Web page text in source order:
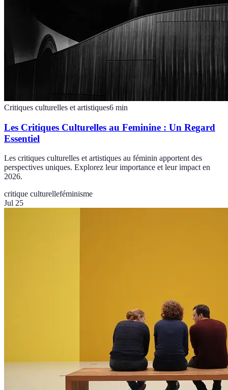
Critiques culturelles et artistiques6 min
Les Critiques Culturelles au Feminine : Un Regard
Essentiel
Les critiques culturelles et artistiques au féminin apportent des
perspectives uniques. Explorez leur importance et leur impact en
2026.
critique culturelleféminisme
Jul 25